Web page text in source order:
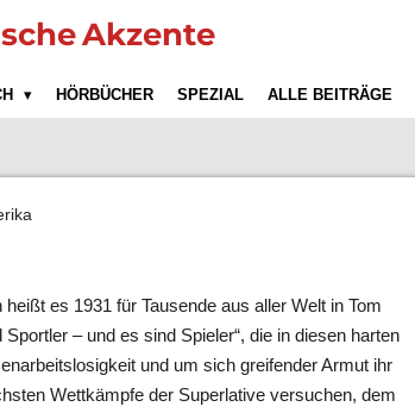
Akzente
HÖRBÜCHER SPEZIAL ALLE BEITRÄGE
es 1931 für Tausende aus aller Welt in Tom
– und es sind Spieler“, die in diesen harten
und um sich greifender Armut ihr
Wettkämpfe der Superlative versuchen, dem